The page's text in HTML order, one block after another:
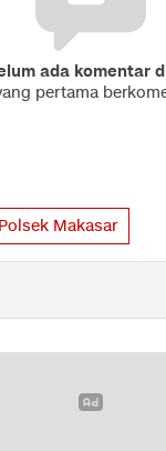
ada komentar
pertama
Polsek Makasar